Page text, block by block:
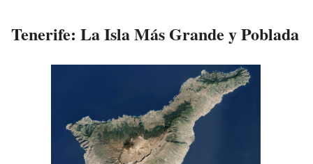
Tenerife: La Isla Más Grande y Poblada